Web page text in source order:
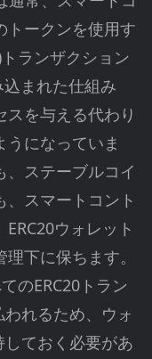
トークンを使用す
ランザクション
まれた仕組み
を与える代わり
になっていま
ステーブルコイ
スマートコント
ウォレット
下に保ちます。
のERC20トラン
れるため、ウォ
ておく必要があ